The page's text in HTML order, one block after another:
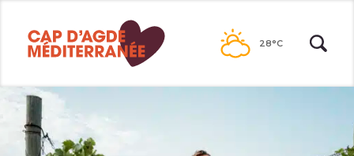
contenu
28°C